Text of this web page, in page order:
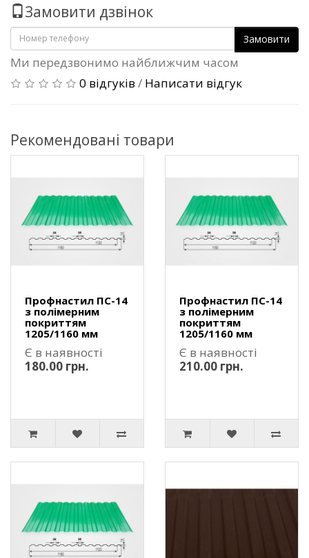
Замовити дзвінок
Замовити
Ми передзвонимо найближчим часом
0 відгуків / Написати відгук
Рекомендовані товари
Профнастил ПС-14
з полімерним
покриттям
1205/1160 мм
Є в наявності
180.00 грн.
Профнастил ПС-14
з полімерним
покриттям
1205/1160 мм
Є в наявності
210.00 грн.